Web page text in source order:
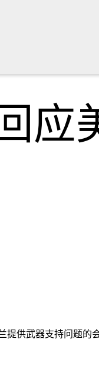
应
提供武器支持问题的